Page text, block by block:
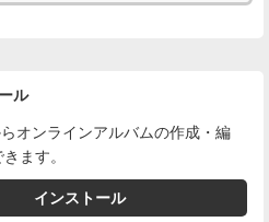
ル
オンラインアルバムの作成・編
ます。
インストール